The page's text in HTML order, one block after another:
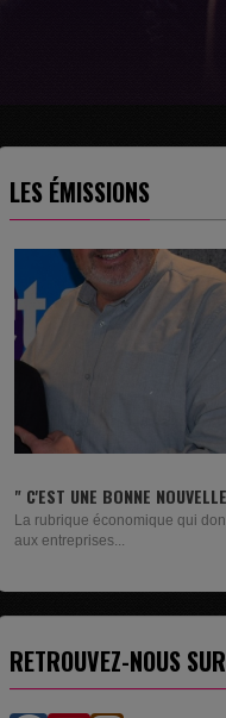
LES ÉMISSIONS
C'EST DÉJÀ...
qui donne la paroles
LIVRES
Un
RETROUVEZ-NOUS SUR